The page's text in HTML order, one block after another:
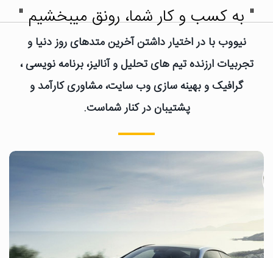
" به کسب و کار شما، رونق میبخشیم "
نیووب با در اختیار داشتن آخرین متدهای روز دنیا و
تجربیات ارزنده تیم های تحلیل و آنالیز، برنامه نویسی ،
گرافیک و بهینه سازی وب سایت، مشاوری کارآمد و
پشتیبان در کنار شماست.